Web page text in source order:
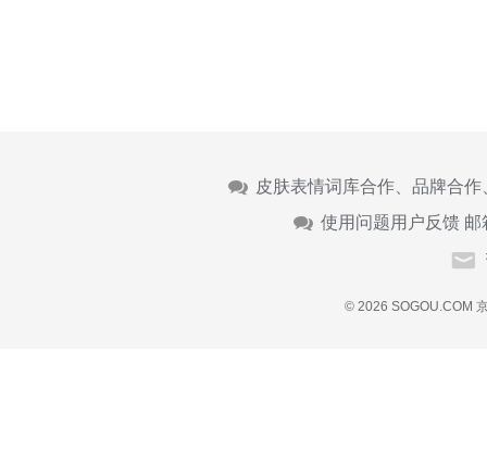
皮肤表情词库合作、品牌合
使用问题用户反馈 邮
© 2026 SOGOU.COM